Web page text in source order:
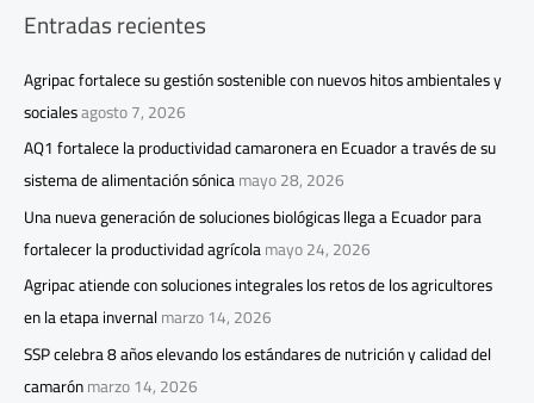
Entradas recientes
Agripac fortalece su gestión sostenible con nuevos hitos ambientales y
socialesagosto 7, 2026
AQ1 fortalece la productividad camaronera en Ecuador a través de su
sistema de alimentación sónicamayo 28, 2026
Una nueva generación de soluciones biológicas llega a Ecuador para
fortalecer la productividad agrícolamayo 24, 2026
Agripac atiende con soluciones integrales los retos de los agricultores
en la etapa invernalmarzo 14, 2026
SSP celebra 8 años elevando los estándares de nutrición y calidad del
camarónmarzo 14, 2026